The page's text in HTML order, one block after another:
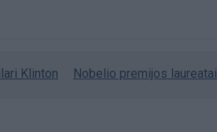
Klinton Nobelio premijos laureatai